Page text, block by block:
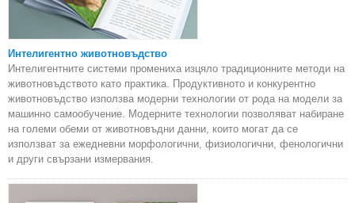
Интелигентно животновъдство
Интелигентните системи промениха изцяло традиционните методи на
животновъдството като практика. Продуктивното и конкурентно
животновъдство използва модерни технологии от рода на модели за
машинно самообучение. Модерните технологии позволяват набиране
на големи обеми от животновъдни данни, които могат да се
използват за ежедневни морфологични, физиологични, фенологични
и други свързани измервания.